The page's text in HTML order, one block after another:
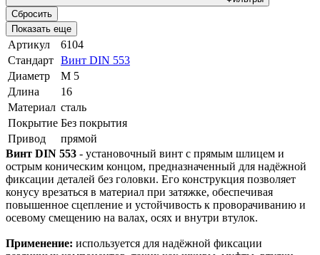
Сбросить
Показать еще
Артикул
6104
Стандарт Винт DIN 553
Диаметр
М 5
Длина
16
Материал сталь
Покрытие Без покрытия
Привод
прямой
Винт DIN 553 - установочный винт с прямым шлицем и
острым коническим концом, предназначенный для надёжной
фиксации деталей без головки. Его конструкция позволяет
конусу врезаться в материал при затяжке, обеспечивая
повышенное сцепление и устойчивость к проворачиванию и
осевому смещению на валах, осях и внутри втулок.
Применение: используется для надёжной фиксации